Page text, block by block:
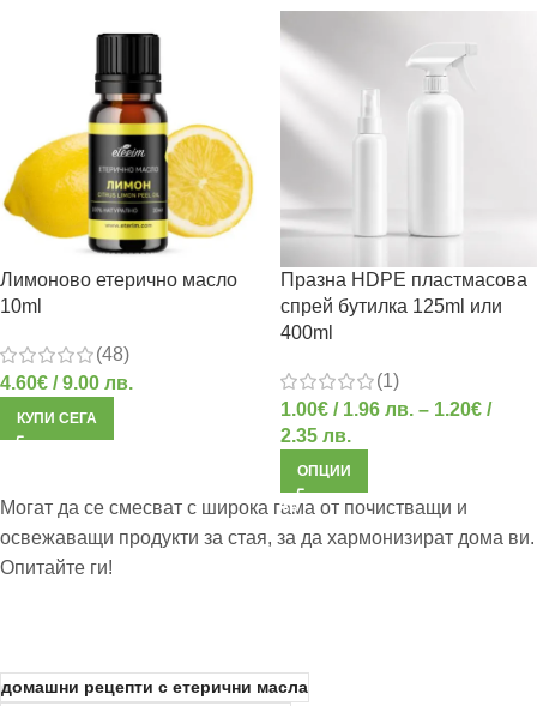
Лимоново етерично масло
10ml
(48)
4.60€ / 9.00 лв.
КУПИ СЕГА
Празна HDPE пластмасова
спрей бутилка 125ml или
400ml
(1)
1.00€ / 1.96 лв. – 1.20€ /
2.35 лв.
ОПЦИИ
Могат да се смесват с широка гама от почистващи и
освежаващи продукти за стая, за да хармонизират дома ви.
Опитайте ги!
домашни рецепти с етерични масла